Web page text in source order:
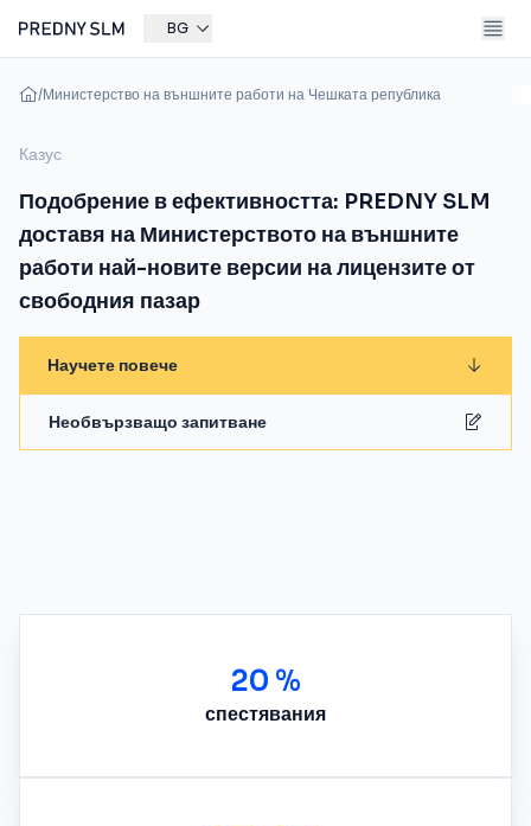
BG
/Министерство на външните работи на Чешката република
Казус
Подобрение в ефективността: PREDNY SLM
доставя на Министерството на външните
работи най-новите версии на лицензите от
свободния пазар
Научете повече
Необвързващо запитване
20 %
спестявания